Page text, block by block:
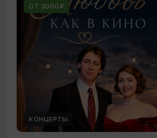
ОТ 3000₽
КОНЦЕРТЫ